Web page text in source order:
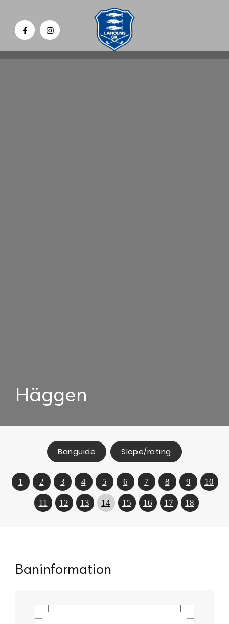
Häggen
Banguide Slope/rating
1 2 3 4 5 6 7 8 9 10
11 12 13 14 15 16 17 18
Baninformation